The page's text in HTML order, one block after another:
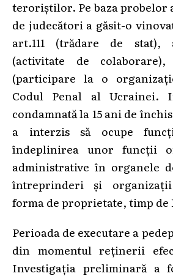
teroriștilor. Pe baza probelor
de judecători a găsit-o
art.111 (trădare de stat),
(activitate de colaborare),
(participare la o
Codul Penal al Ucrainei.
condamnată la 15 ani de
a interzis să ocupe
îndeplinirea unor funcții
administrative în organele
întreprinderi și
forma de proprietate, timp de
Perioada de executare a
din momentul reținerii
Investigația preliminară a